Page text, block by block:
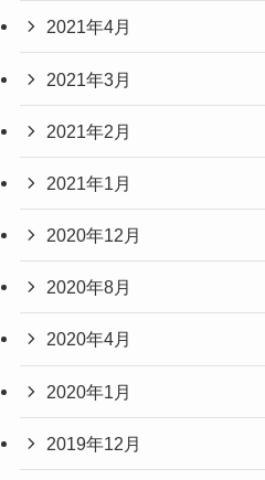
2021年4月
2021年3月
2021年2月
2021年1月
2020年12月
2020年8月
2020年4月
2020年1月
2019年12月